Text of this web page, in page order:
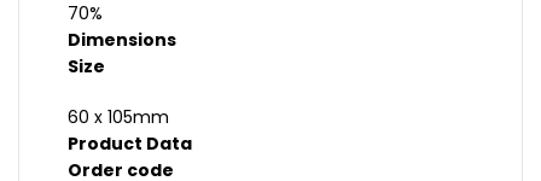
70%
Dimensions
Size
60 x 105mm
Product Data
Order code